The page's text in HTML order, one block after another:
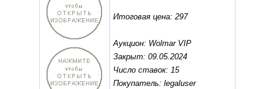
Итоговая цена: 297
Аукцион: Wolmar VIP
Закрыт: 09.05.2024
Число ставок: 15
Покупатель: legaluser